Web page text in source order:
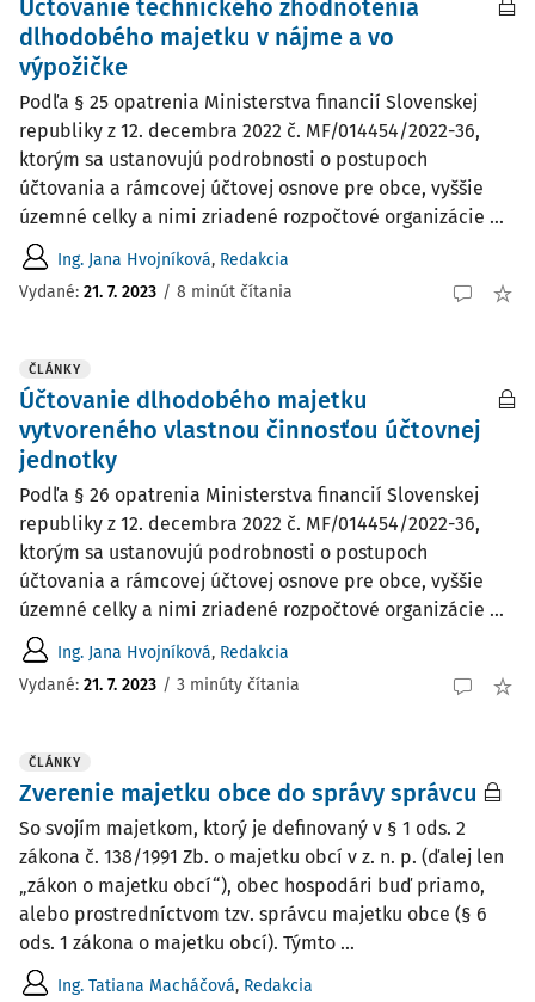
Účtovanie technického zhodnotenia
dlhodobého majetku v nájme a vo
výpožičke
Podľa § 25 opatrenia Ministerstva financií Slovenskej
republiky z 12. decembra 2022 č. MF/014454/2022-36,
ktorým sa ustanovujú podrobnosti o postupoch
účtovania a rámcovej účtovej osnove pre obce, vyššie
územné celky a nimi zriadené rozpočtové organizácie ...
Ing. Jana Hvojníková, Redakcia
Vydané: 21. 7. 2023 / 8 minút čítania
ČLÁNKY
Účtovanie dlhodobého majetku
vytvoreného vlastnou činnosťou účtovnej
jednotky
Podľa § 26 opatrenia Ministerstva financií Slovenskej
republiky z 12. decembra 2022 č. MF/014454/2022-36,
ktorým sa ustanovujú podrobnosti o postupoch
účtovania a rámcovej účtovej osnove pre obce, vyššie
územné celky a nimi zriadené rozpočtové organizácie ...
Ing. Jana Hvojníková, Redakcia
Vydané: 21. 7. 2023 / 3 minúty čítania
ČLÁNKY
Zverenie majetku obce do správy správcu
So svojím majetkom, ktorý je definovaný v § 1 ods. 2
zákona č. 138/1991 Zb. o majetku obcí v z. n. p. (ďalej len
„zákon o majetku obcí“), obec hospodári buď priamo,
alebo prostredníctvom tzv. správcu majetku obce (§ 6
ods. 1 zákona o majetku obcí). Týmto ...
Ing. Tatiana Macháčová, Redakcia